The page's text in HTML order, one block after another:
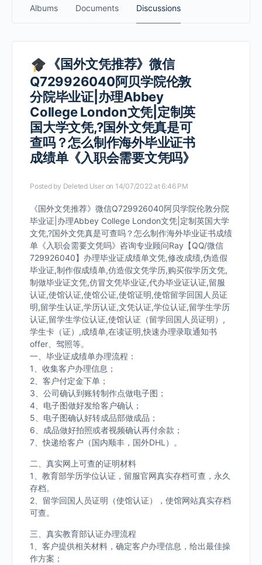
Albums Documents Discussions
《国外文凭推荐》微信
Q729926040阿贝学院伦敦
分院毕业证|办理Abbey
College London文凭|定制英
国大学文凭,?国外文凭真是可
查吗？怎么制作海外毕业证书
成绩单《入职会需要文凭吗》
Posted by Deleted User on 14/07/2022 at 6:46 PM
《国外文凭推荐》微信Q729926040阿贝学院伦敦分院
毕业证|办理Abbey College London文凭|定制英国大学
文凭,?国外文凭真是可查吗？怎么制作海外毕业证书成绩
单《入职会需要文凭吗》咨询专业顾问Ray【QQ/微信
729926040】办理毕业证成绩单文凭,修改成绩,伪造假
毕业证,制作假成绩单,仿造假文凭学历,购买假学历文凭,
制做毕业证文凭,仿冒文凭毕业证,代办毕业证认证,留服
认证,使馆认证,使馆公证,使馆证明,使馆留学回国人员证
明,留学生认证,学历认证,文凭认证,学位认证,留学生学历
认证,留学生学位认证,使馆认证（留学回国人员证明）,
学生卡（证）,成绩单,在读证明,快速办理录取通知书
offer、驾照等。
一、毕业证成绩单办理流程：
1、收集客户办理信息；
2、客户付定金下单；
3、公司确认到账转制作点做电子图；
4、电子图做好发给客户确认；
5、电子图确认好转成品部做成品；
6、成品做好拍照或者视频确认再付余款；
7、快递给客户（国内顺丰，国外DHL）。
二、真实网上可查的证明材料
1、教育部学历学位认证，留服官网真实存档可查，永久
存档。
2、留学回国人员证明（使馆认证），使馆网站真实存档
可查。
三、真实教育部认证办理流程
1、客户提供相关材料，确定客户办理信息，给出最佳操
作方案；